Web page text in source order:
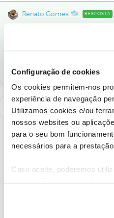
Configuração de cookies
Os cookies permitem-nos
experiência de navegação
Utilizamos cookies e/ou
nossos websites ou
para o seu bom
necessários para a
Caso aceite, poderemos
funcionalidades (cookies de
funcionalidade) e adaptar
Renato Gomes RESPOSTA